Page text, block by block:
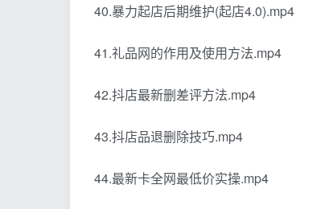
40.暴力起店后期维护(起店4.0).mp4
41.礼品网的作用及使用方法.mp4
42.抖店最新删差评方法.mp4
43.抖店品退删除技巧.mp4
44.最新卡全网最低价实操.mp4